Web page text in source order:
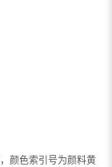
颜色索引号为颜料黄